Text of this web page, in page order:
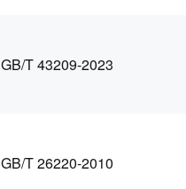
GB/T 43209-2023
GB/T 26220-2010